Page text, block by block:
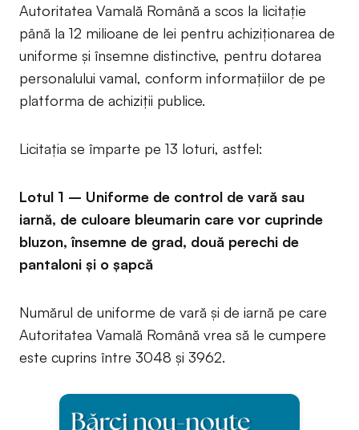
Autoritatea Vamală Română a scos la licitație
până la 12 milioane de lei pentru achiziționarea de
uniforme și însemne distinctive, pentru dotarea
personalului vamal, conform informațiilor de pe
platforma de achiziții publice.
Licitația se împarte pe 13 loturi, astfel:
Lotul 1 – Uniforme de control de vară sau
iarnă, de culoare bleumarin care vor cuprinde
bluzon, însemne de grad, două perechi de
pantaloni și o șapcă
Numărul de uniforme de vară și de iarnă pe care
Autoritatea Vamală Română vrea să le cumpere
este cuprins între 3048 și 3962.